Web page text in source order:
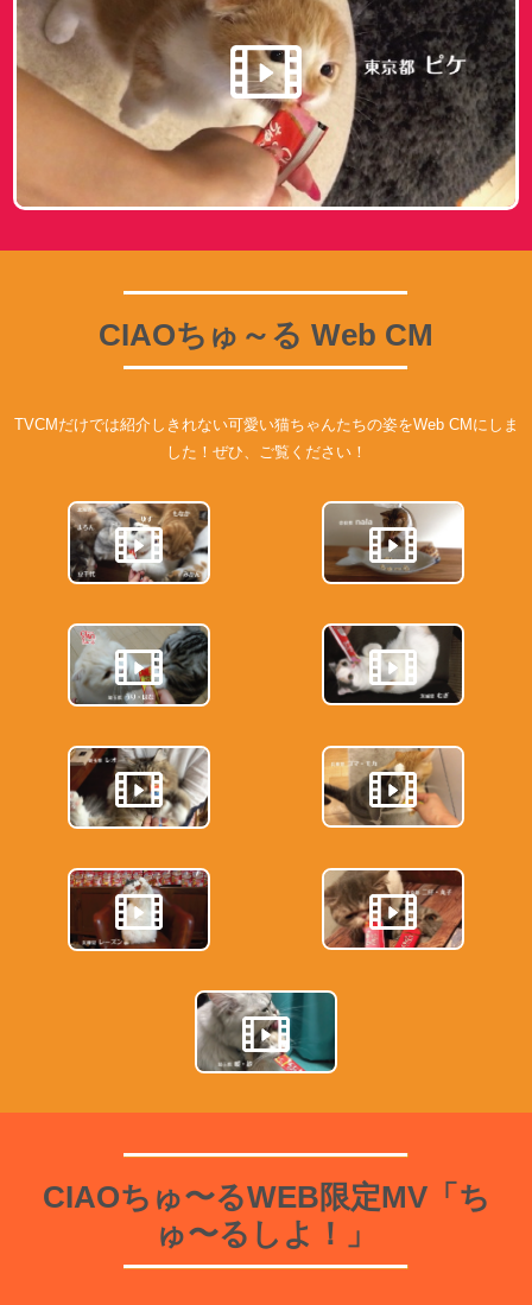
CIAOちゅ～る Web CM
TVCMだけでは紹介しきれない可愛い猫ちゃんたちの姿をWeb CMにしま
した！ぜひ、ご覧ください！
CIAOちゅ〜るWEB限定MV「ち
ゅ〜るしよ！」